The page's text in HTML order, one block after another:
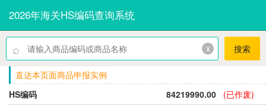
2026年海关HS编码查询系统
⌕ x 搜索
直达本页面商品申报实例
HS编码
84219990.00
(已作废)